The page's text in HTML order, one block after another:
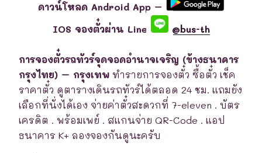
ดาวน์โหลด Android App –
IOS จองตั๋วผ่าน Line
@bus-th
การจองตั๋วรถทัวร์จุดจอดอำนาจเจริญ (ข้างธนาคาร
กรุงไทย) – กรุงเทพ ทำรายการจองตั๋ว ซื้อตั๋ว เช็ค
ราคาตั๋ว ดูตารางเดินรถทัวร์ได้ตลอด 24 ชม. แถมยัง
เลือกที่นั่งได้เอง จ่ายค่าตั๋วสะดวกที่ 7-eleven . บัตร
เครดิต . พร้อมเพย์ . สแกนจ่าย QR-Code . แอป
ธนาคาร K+ ลองจองกันดูนะครับ